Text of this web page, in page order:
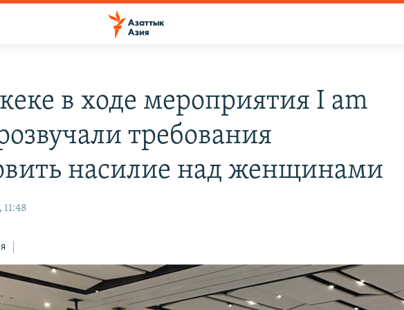
в ходе мероприятия I am
требования
насилие над женщинами
11:48